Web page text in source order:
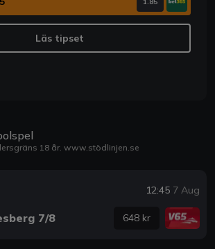
Läs tipset
18 år. www.stödlinjen.se
12:45 7 Aug
7/8 648 kr